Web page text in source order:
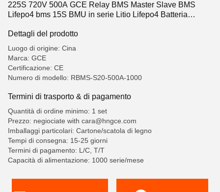
225S 720V 500A GCE Relay BMS Master Slave BMS
Lifepo4 bms 15S BMU in serie Litio Lifepo4 Batteria
Dettagli del prodotto
Luogo di origine: Cina
Marca: GCE
Certificazione: CE
Numero di modello: RBMS-S20-500A-1000
Termini di trasporto & di pagamento
Quantità di ordine minimo: 1 set
Prezzo: negiociate with cara@hngce.com
Imballaggi particolari: Cartone/scatola di legno
Tempi di consegna: 15-25 giorni
Termini di pagamento: L/C, T/T
Capacità di alimentazione: 1000 serie/mese